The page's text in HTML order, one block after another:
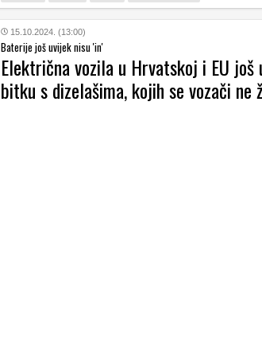
15.10.2024. (13:00)
Baterije još uvijek nisu 'in'
Električna vozila u Hrvatskoj i EU još
bitku s dizelašima, kojih se vozači ne